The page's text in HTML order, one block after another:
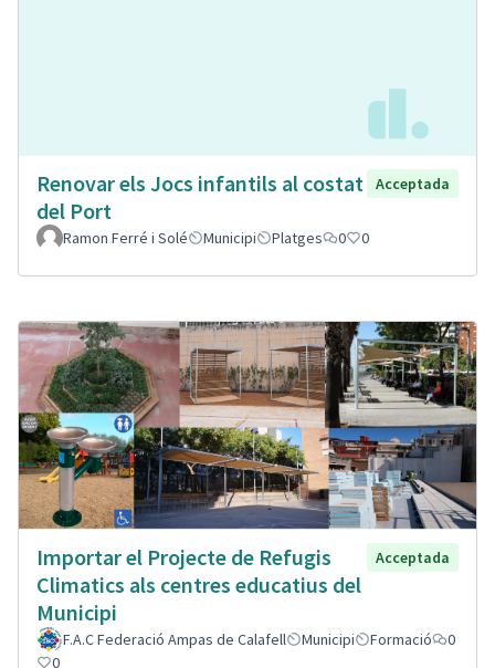
Renovar els Jocs infantils al costat
del Port
Acceptada
Ramon Ferré i Solé Municipi Platges 0 0
Importar el Projecte de Refugis
Climatics als centres educatius del
Municipi
Acceptada
F.A.C Federació Ampas de Calafell Municipi Formació
0
0